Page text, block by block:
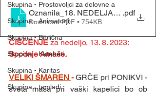
Skupina - Prostovoljci za delovne a
Skupina - Animatorji
Skupina - Biblična
Skupina - Kateheti
Skupina - Karitas
Skupina - tamladi
Oznanila_18. NEDELJA MED
.pdf
Download PDF • 754KB
ČIŠČENJE za nedeljo, 13. 8. 2023:
Spodnje Arnače.
VELIKI ŠMAREN - GRČE pri PONIKVI -
sveta maša pri vaški kapelici bo ob